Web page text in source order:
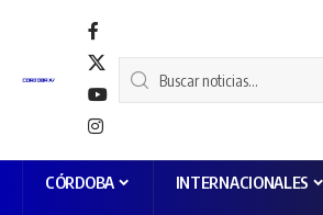
CÓRDOBA INTERNACIONALES